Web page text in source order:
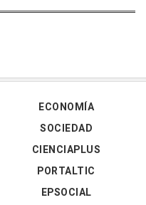
ECONOMÍA
SOCIEDAD
CIENCIAPLUS
PORTALTIC
EPSOCIAL